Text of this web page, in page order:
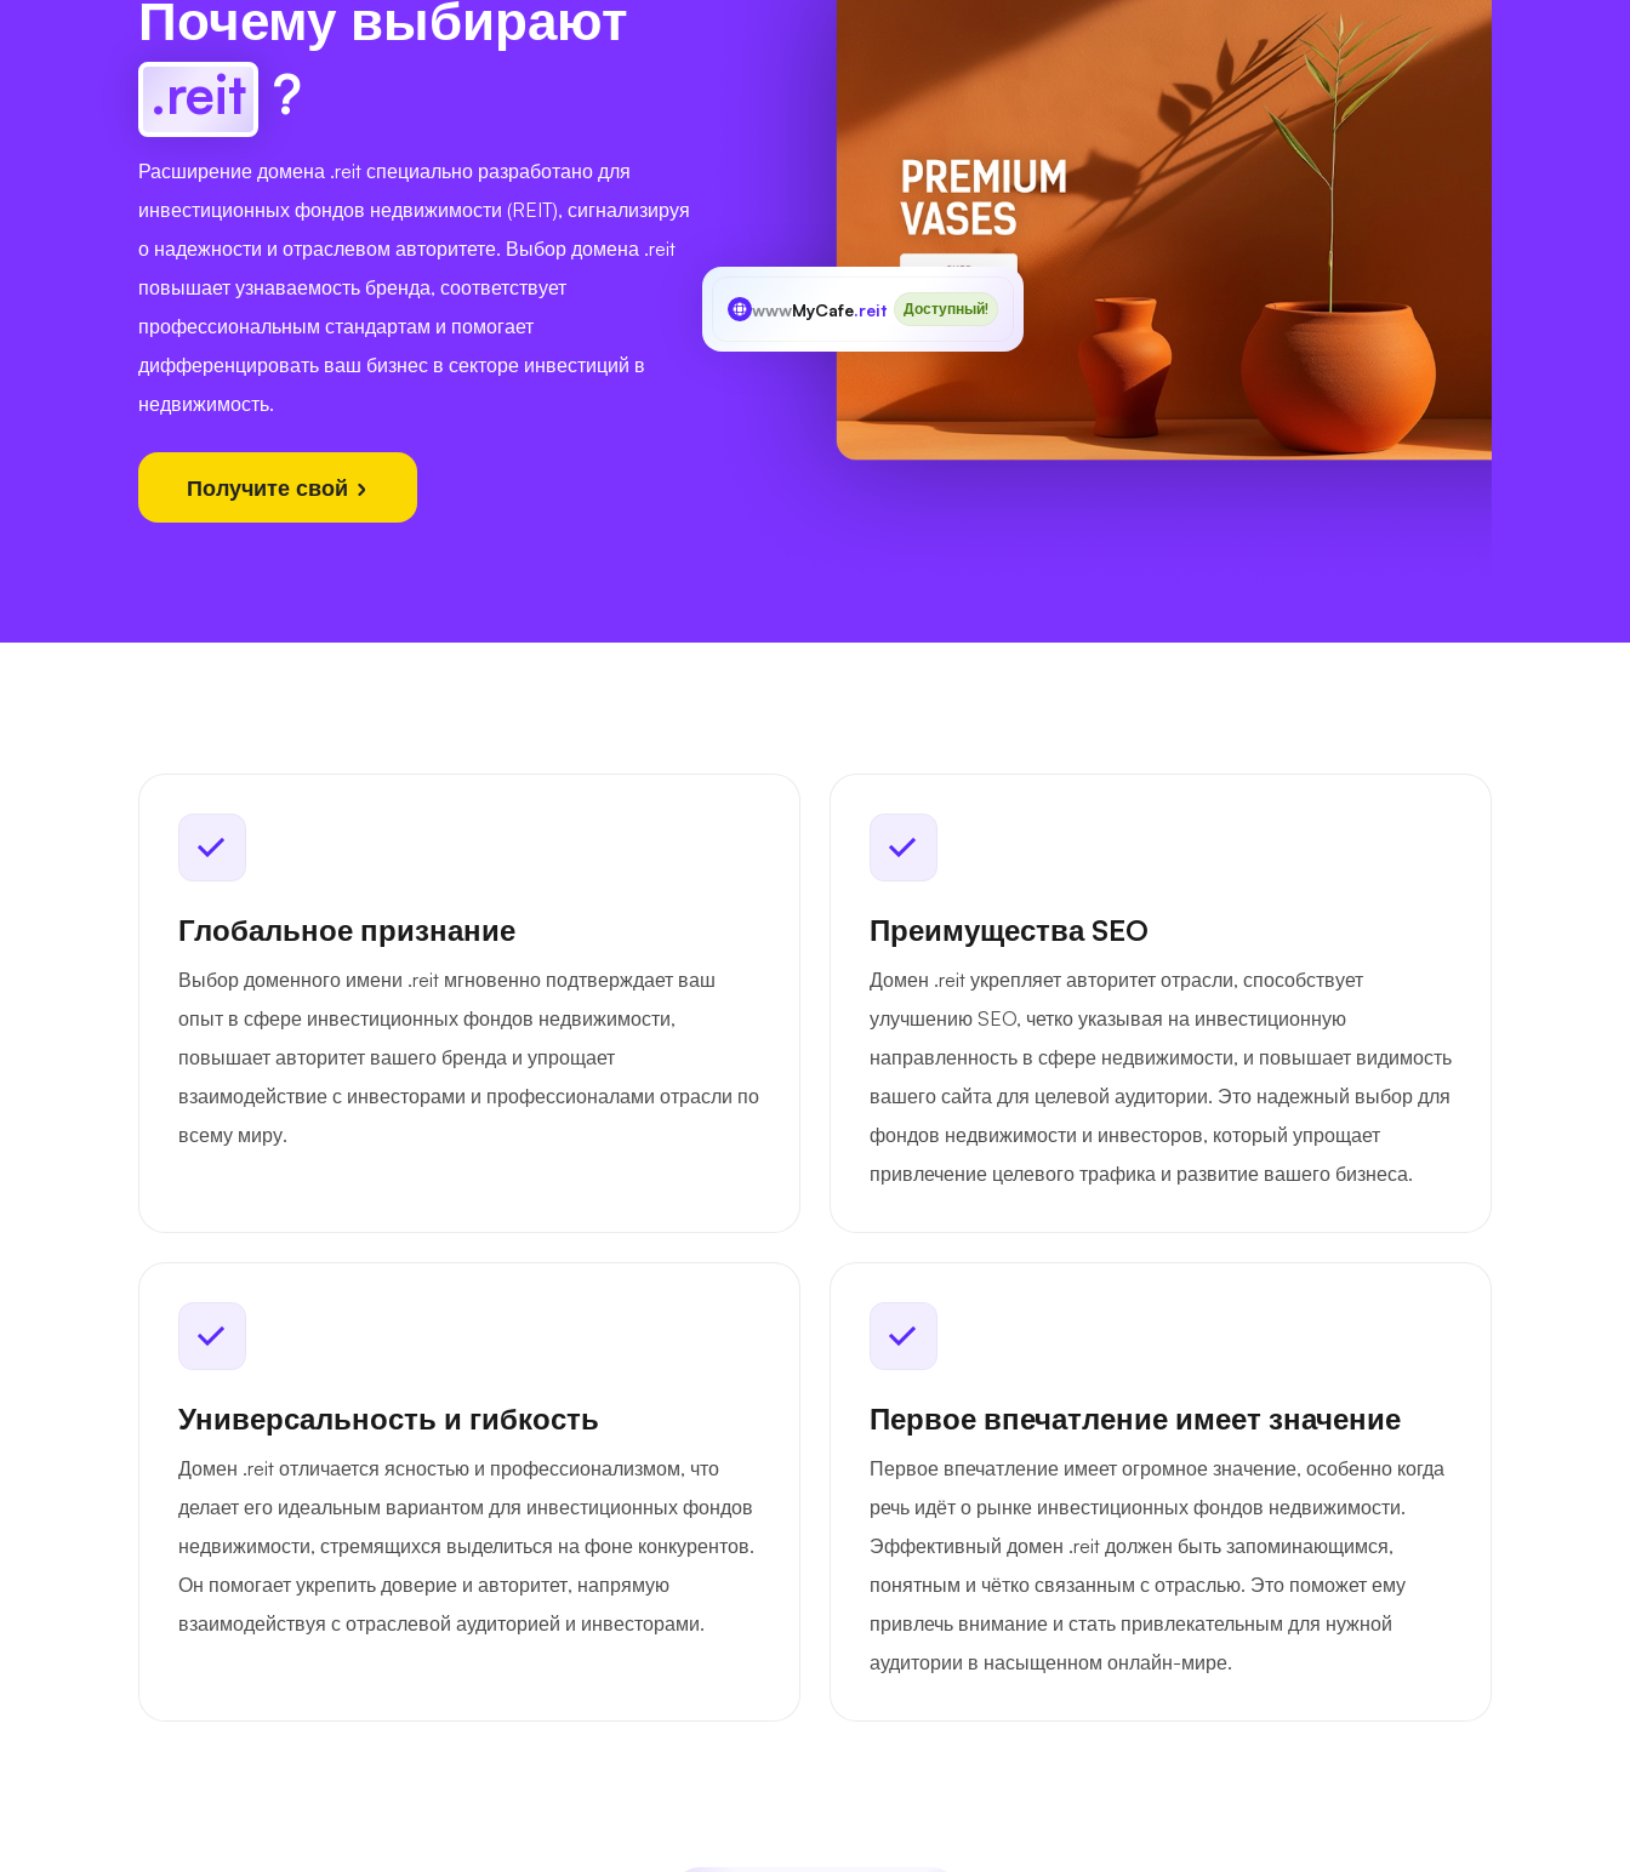
Почему выбирают
.reit ?
Расширение домена .reit специально разработано для
инвестиционных фондов недвижимости (REIT), сигнализируя
о надежности и отраслевом авторитете. Выбор домена .reit
повышает узнаваемость бренда, соответствует
профессиональным стандартам и помогает
дифференцировать ваш бизнес в секторе инвестиций в
недвижимость.
Получите свой
wwwMyCafe.reit Доступный!
Глобальное признание
Выбор доменного имени .reit мгновенно подтверждает ваш
опыт в сфере инвестиционных фондов недвижимости,
повышает авторитет вашего бренда и упрощает
взаимодействие с инвесторами и профессионалами отрасли по
всему миру.
Преимущества SEO
Домен .reit укрепляет авторитет отрасли, способствует
улучшению SEO, четко указывая на инвестиционную
направленность в сфере недвижимости, и повышает видимость
вашего сайта для целевой аудитории. Это надежный выбор для
фондов недвижимости и инвесторов, который упрощает
привлечение целевого трафика и развитие вашего бизнеса.
Универсальность и гибкость
Домен .reit отличается ясностью и профессионализмом, что
делает его идеальным вариантом для инвестиционных фондов
недвижимости, стремящихся выделиться на фоне конкурентов.
Он помогает укрепить доверие и авторитет, напрямую
взаимодействуя с отраслевой аудиторией и инвесторами.
Первое впечатление имеет значение
Первое впечатление имеет огромное значение, особенно когда
речь идёт о рынке инвестиционных фондов недвижимости.
Эффективный домен .reit должен быть запоминающимся,
понятным и чётко связанным с отраслью. Это поможет ему
привлечь внимание и стать привлекательным для нужной
аудитории в насыщенном онлайн-мире.